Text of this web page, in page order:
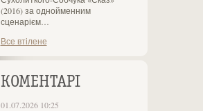
(2016) за однойменним
сценарієм…
Все втілене
КОМЕНТАРІ
01.07.2026 10:25